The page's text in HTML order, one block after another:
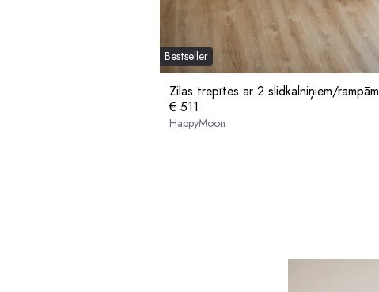
Bestseller
Zilas trepītes ar 2 slidkalniņiem/rampām
€ 511
HappyMoon